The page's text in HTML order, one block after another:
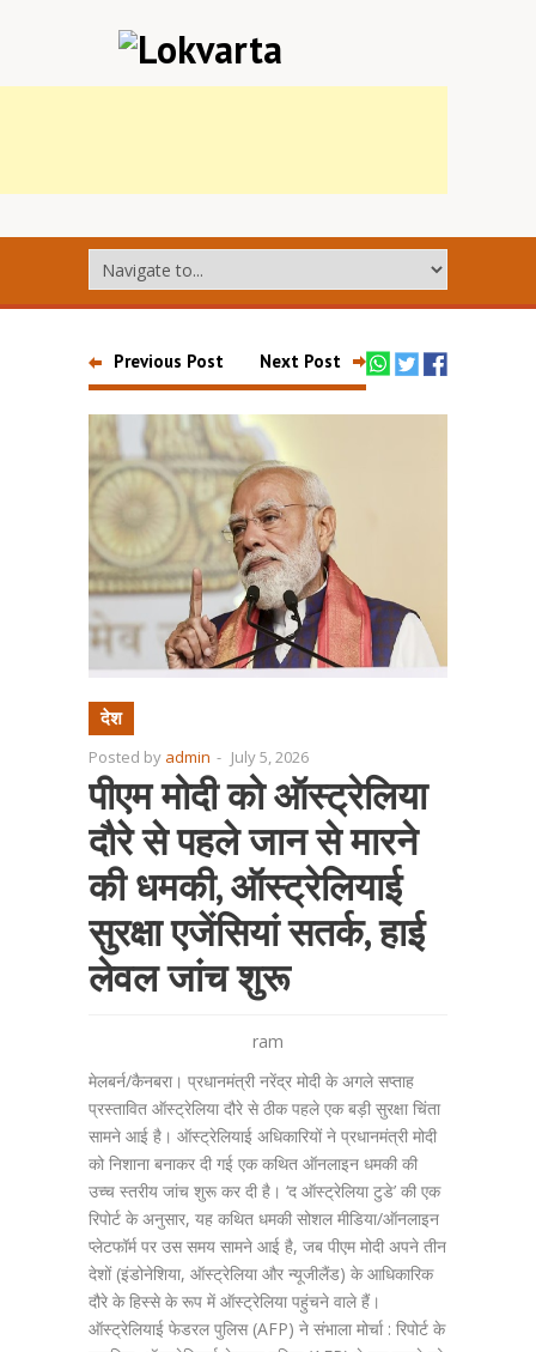
Previous Post Next Post
देश
Posted by admin - July 5, 2026
पीएम मोदी को ऑस्ट्रेलिया
दौरे से पहले जान से मारने
की धमकी, ऑस्ट्रेलियाई
सुरक्षा एजेंसियां सतर्क, हाई
लेवल जांच शुरू
ram
मेलबर्न/कैनबरा। प्रधानमंत्री नरेंद्र मोदी के अगले सप्ताह
प्रस्तावित ऑस्ट्रेलिया दौरे से ठीक पहले एक बड़ी सुरक्षा चिंता
सामने आई है। ऑस्ट्रेलियाई अधिकारियों ने प्रधानमंत्री मोदी
को निशाना बनाकर दी गई एक कथित ऑनलाइन धमकी की
उच्च स्तरीय जांच शुरू कर दी है। ‘द ऑस्ट्रेलिया टुडे’ की एक
रिपोर्ट के अनुसार, यह कथित धमकी सोशल मीडिया/ऑनलाइन
प्लेटफॉर्म पर उस समय सामने आई है, जब पीएम मोदी अपने तीन
देशों (इंडोनेशिया, ऑस्ट्रेलिया और न्यूजीलैंड) के आधिकारिक
दौरे के हिस्से के रूप में ऑस्ट्रेलिया पहुंचने वाले हैं।
ऑस्ट्रेलियाई फेडरल पुलिस (AFP) ने संभाला मोर्चा : रिपोर्ट के